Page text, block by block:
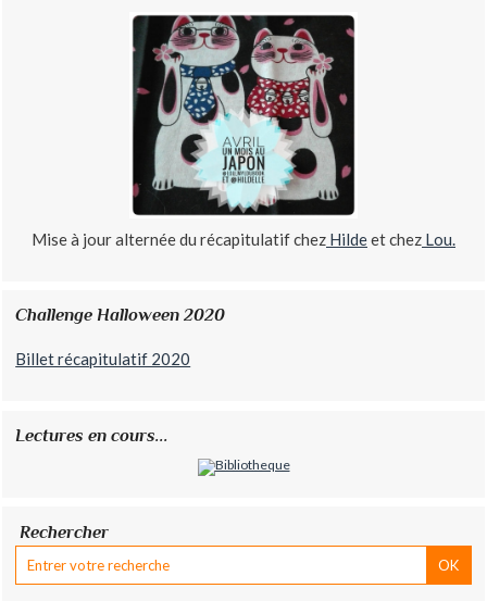
Mise à jour alternée du récapitulatif chez Hildeet chez Lou.
Challenge Halloween 2020
Billet récapitulatif 2020
Lectures en cours...
Rechercher